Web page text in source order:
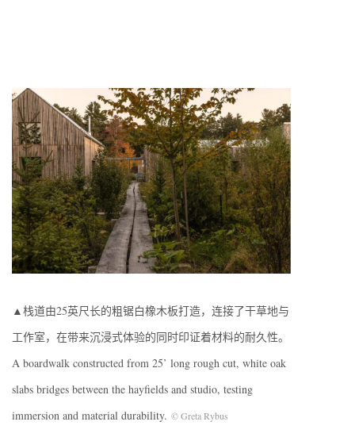
▲栈道由25英尺长的粗锯白橡木板打造，连接了干草地与
工作室，在带来沉浸式体验的同时印证着材料的耐久性。
A boardwalk constructed from 25’ long rough cut, white oak
slabs bridges between the hayfields and studio, testing
immersion and material durability. © Greta Rybus